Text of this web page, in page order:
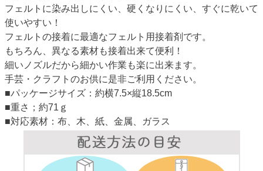
フェルトに染み出しにくい、硬くなりにくい、すぐに乾いて
使いやすい！
フェルトの接着に最適なフェルト用接着剤です。
もちろん、異なる素材も接着出来て便利！
細いノズルだから細かい作業も楽に出来ます。
手芸・クラフトのお供に是非ご利用ください。
■パッケージサイズ：約横7.5×縦18.5cm
■重さ；約71ｇ
■対応素材：布、木、紙、金属、ガラス